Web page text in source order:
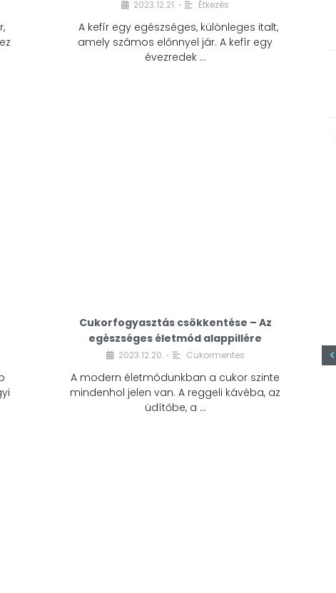
2023.12.21. • Étkezés
A kefír egy egészséges, különleges italt,
amely számos előnnyel jár. A kefír egy
évezredek …
Cukorfogyasztás csökkentése – Az
egészséges életmód alappillére
2023.12.20. • Cukormentes
A modern életmódunkban a cukor szinte
mindenhol jelen van. A reggeli kávéba, az
üdítőbe, a …
Cukorfogyasztás
egészséges életmód
alappillére